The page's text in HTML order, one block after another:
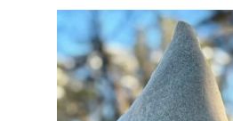
32,00 €
kuni
35,00 €